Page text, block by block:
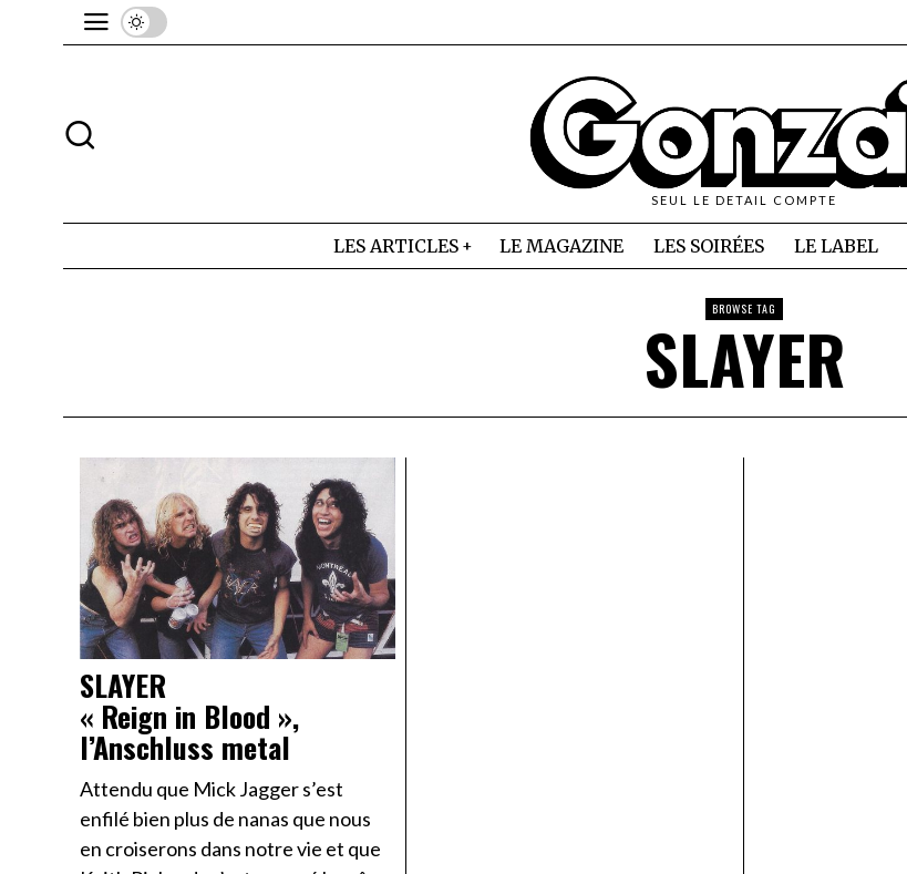
SEUL LE DETAIL COMPTE
LES ARTICLES LE MAGAZINE LES SOIRÉES LE LABEL
BROWSE TAG
SLAYER
SLAYER
« Reign in Blood »,
l’Anschluss metal
Attendu que Mick Jagger s’est
enfilé bien plus de nanas que nous
en croiserons dans notre vie et que